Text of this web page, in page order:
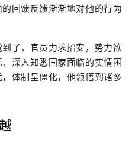
回馈反馈渐渐地对他的行为
了，官员力求招安，势力欲
深入知悉国家面临的实情困
体制呈僵化，他领悟到诸多